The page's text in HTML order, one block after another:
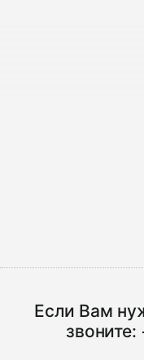
Если Вам
звоните: